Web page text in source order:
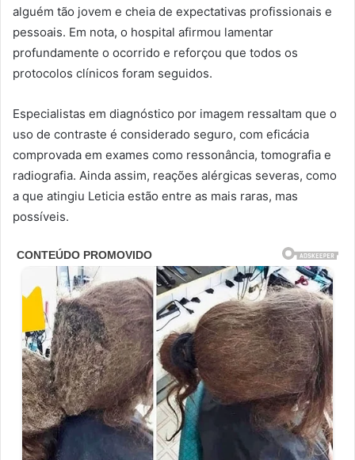
alguém tão jovem e cheia de expectativas profissionais e
pessoais. Em nota, o hospital afirmou lamentar
profundamente o ocorrido e reforçou que todos os
protocolos clínicos foram seguidos.
Especialistas em diagnóstico por imagem ressaltam que o
uso de contraste é considerado seguro, com eficácia
comprovada em exames como ressonância, tomografia e
radiografia. Ainda assim, reações alérgicas severas, como
a que atingiu Leticia estão entre as mais raras, mas
possíveis.